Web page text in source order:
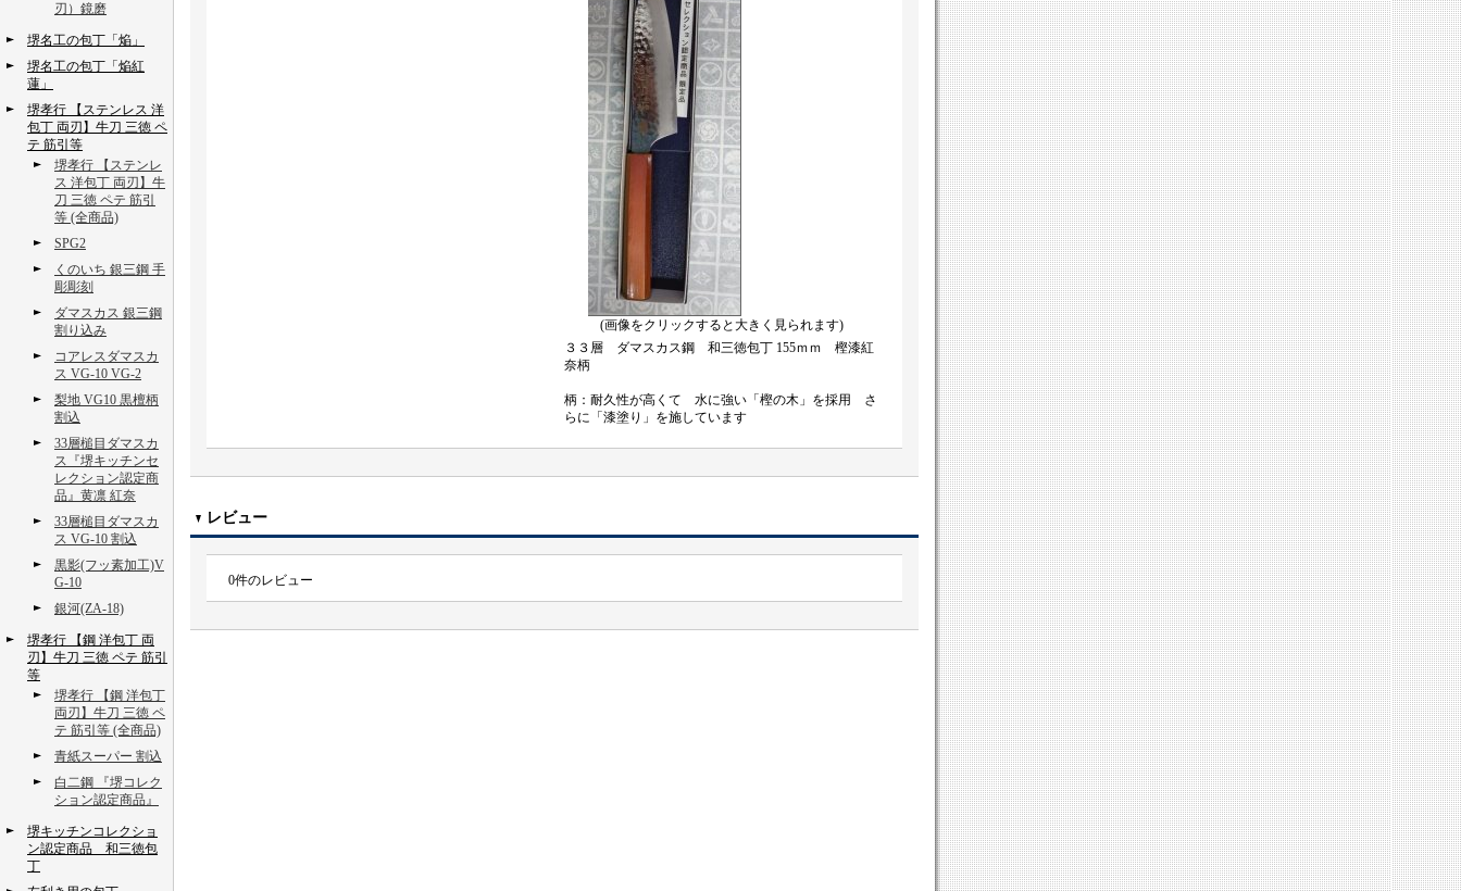
刃）鏡磨
堺名工の包丁「焔」
堺名工の包丁「焔紅
蓮」
堺孝行 【ステンレス 洋
包丁 両刃】牛刀 三徳 ペ
テ 筋引等
堺孝行 【ステンレ
ス 洋包丁 両刃】牛
刀 三徳 ペテ 筋引
等 (全商品)
SPG2
くのいち 銀三鋼 手
彫彫刻
ダマスカス 銀三鋼
割り込み
コアレスダマスカ
ス VG-10 VG-2
梨地 VG10 黒檀柄
割込
33層槌目ダマスカ
ス『堺キッチンセ
レクション認定商
品』黄凛 紅奈
33層槌目ダマスカ
ス VG-10 割込
黒影(フッ素加工)V
G-10
銀河(ZA-18)
堺孝行 【鋼 洋包丁 両
刃】牛刀 三徳 ペテ 筋引
等
堺孝行 【鋼 洋包丁
両刃】牛刀 三徳 ペ
テ 筋引等 (全商品)
青紙スーパー 割込
白二鋼 『堺コレク
ション認定商品』
堺キッチンコレクショ
ン認定商品 和三徳包
丁
(画像をクリックすると大きく見られます)
３３層 ダマスカス鋼 和三徳包丁 155ｍｍ 樫漆紅
奈柄
柄：耐久性が高くて 水に強い「樫の木」を採用 さ
らに「漆塗り」を施しています
レビュー
0件のレビュー